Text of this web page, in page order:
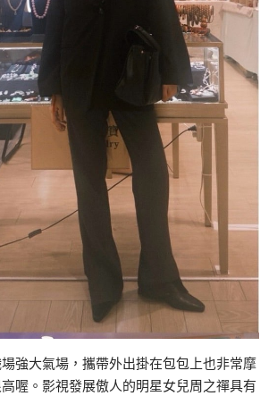
強大氣場，攜帶外出掛在包包上也非常摩
喔。影視發展傲人的明星女兒周之禪具有